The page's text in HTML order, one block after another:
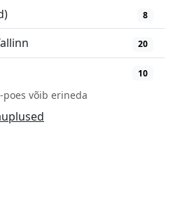
8
20
10
võib erineda